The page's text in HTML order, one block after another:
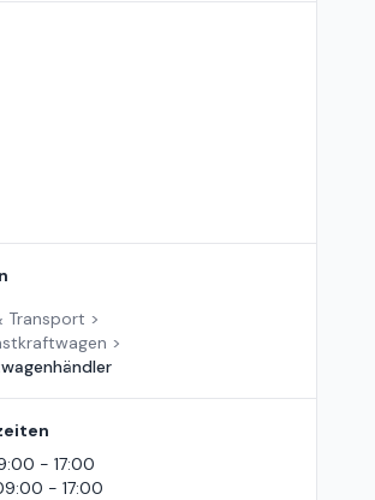
Transport >
>
- 17:00
- 17:00